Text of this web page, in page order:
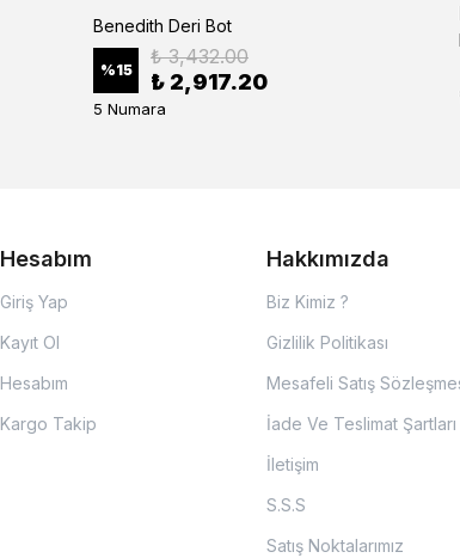
Benedith Deri Bot
%15
₺ 3,432.00
₺ 2,917.20
5 Numara
Hesabım
Giriş Yap
Kayıt Ol
Hesabım
Kargo Takip
Hakkımızda
Biz Kimiz ?
Gizlilik Politikası
Mesafeli Satış
İade Ve Teslimat Şartları
İletişim
S.S.S
Satış Noktalarımız